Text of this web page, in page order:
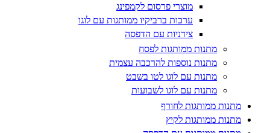
מוצרי פרסום לקמפינג
ערכות ברביקיו ממותגות עם לוגו
צידניות עם הדפסה
מתנות ממותגות לפסח
מתנות נוספות להרכבה עצמית
מתנות עם לוגו לטו בשבט
מתנות עם לוגו לשבועות
מתנות ממותגות לחורף
מתנות ממותגות לקיץ